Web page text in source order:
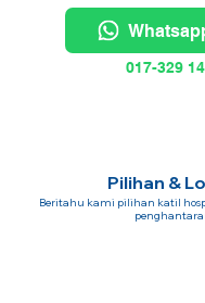
017-329
Pilihan &
Beritahu kami pilihan katil